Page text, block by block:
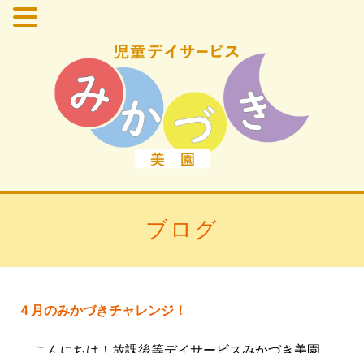
ブログ
４月のみかづきチャレンジ！
こんにちは！放課後等デイサービスみかづき美園